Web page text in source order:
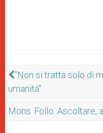
"Non si tratta solo di
umanità"
Mons. Follo: Ascoltare,